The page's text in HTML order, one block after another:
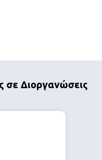
σε Διοργανώσεις